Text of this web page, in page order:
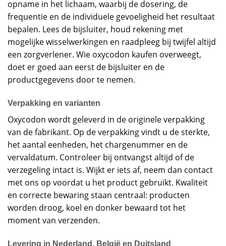
opname in het lichaam, waarbij de dosering, de
frequentie en de individuele gevoeligheid het resultaat
bepalen. Lees de bijsluiter, houd rekening met
mogelijke wisselwerkingen en raadpleeg bij twijfel altijd
een zorgverlener. Wie oxycodon kaufen overweegt,
doet er goed aan eerst de bijsluiter en de
productgegevens door te nemen.
Verpakking en varianten
Oxycodon wordt geleverd in de originele verpakking
van de fabrikant. Op de verpakking vindt u de sterkte,
het aantal eenheden, het chargenummer en de
vervaldatum. Controleer bij ontvangst altijd of de
verzegeling intact is. Wijkt er iets af, neem dan contact
met ons op voordat u het product gebruikt. Kwaliteit
en correcte bewaring staan centraal: producten
worden droog, koel en donker bewaard tot het
moment van verzenden.
Levering in Nederland, België en Duitsland